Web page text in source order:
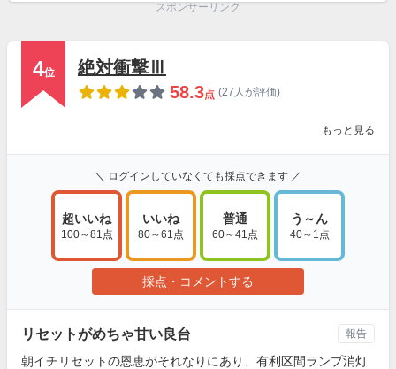
スポンサーリンク
4位
絶対衝撃Ⅲ
58.3点 (27人が評価)
もっと見る
＼ ログインしていなくても採点できます ／
超いいね
100～81点
いいね
80～61点
普通
60～41点
う～ん
40～1点
採点・コメントする
リセットがめちゃ甘い良台
朝イチリセットの恩恵がそれなりにあり、有利区間ランプ消灯
報告